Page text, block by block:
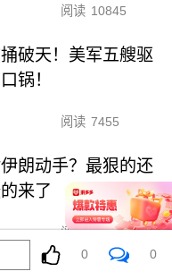
阅读 10845
捅破天！美军五艘驱
锅！
阅读 7455
朗动手？最狠的还
来了
阅读 6053
0 0